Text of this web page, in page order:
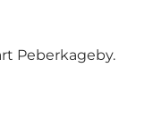
Peberkageby.